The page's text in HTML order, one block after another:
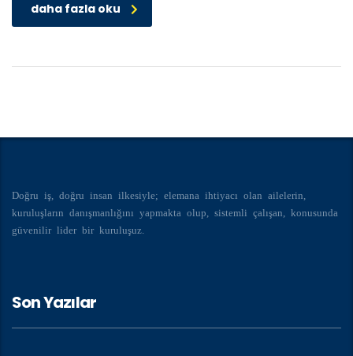
daha fazla oku
Doğru iş, doğru insan ilkesiyle; elemana ihtiyacı olan ailelerin,
kuruluşların danışmanlığını yapmakta olup, sistemli çalışan, konusunda
güvenilir lider bir kuruluşuz.
Son Yazılar